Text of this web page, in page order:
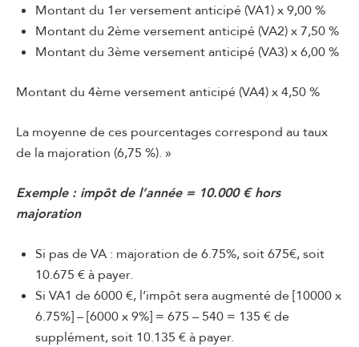
Montant du 1er versement anticipé (VA1) x 9,00 %
Montant du 2ème versement anticipé (VA2) x 7,50 %
Montant du 3ème versement anticipé (VA3) x 6,00 %
Montant du 4ème versement anticipé (VA4) x 4,50 %
La moyenne de ces pourcentages correspond au taux
de la majoration (6,75 %). »
Exemple : impôt de l’année = 10.000 € hors
majoration
Si pas de VA : majoration de 6.75%, soit 675€, soit
10.675 € à payer.
Si VA1 de 6000 €, l’impôt sera augmenté de [10000 x
6.75%] – [6000 x 9%] = 675 – 540 = 135 € de
supplément, soit 10.135 € à payer.